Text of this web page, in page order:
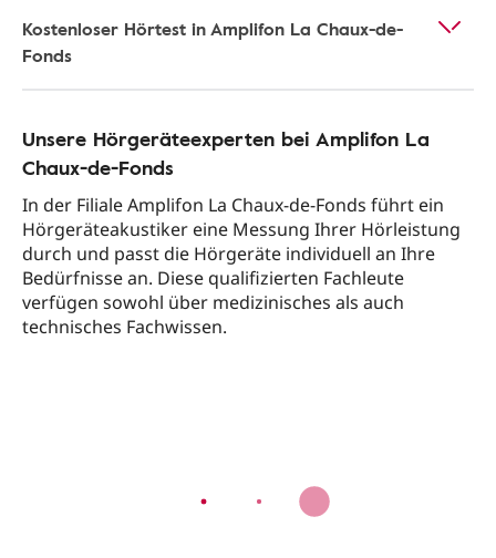
Kostenloser Hörtest in Amplifon La Chaux-de-
Fonds
Unsere Hörgeräteexperten bei Amplifon La
Chaux-de-Fonds
In der Filiale Amplifon La Chaux-de-Fonds führt ein
Hörgeräteakustiker eine Messung Ihrer Hörleistung
durch und passt die Hörgeräte individuell an Ihre
Bedürfnisse an. Diese qualifizierten Fachleute
verfügen sowohl über medizinisches als auch
technisches Fachwissen.